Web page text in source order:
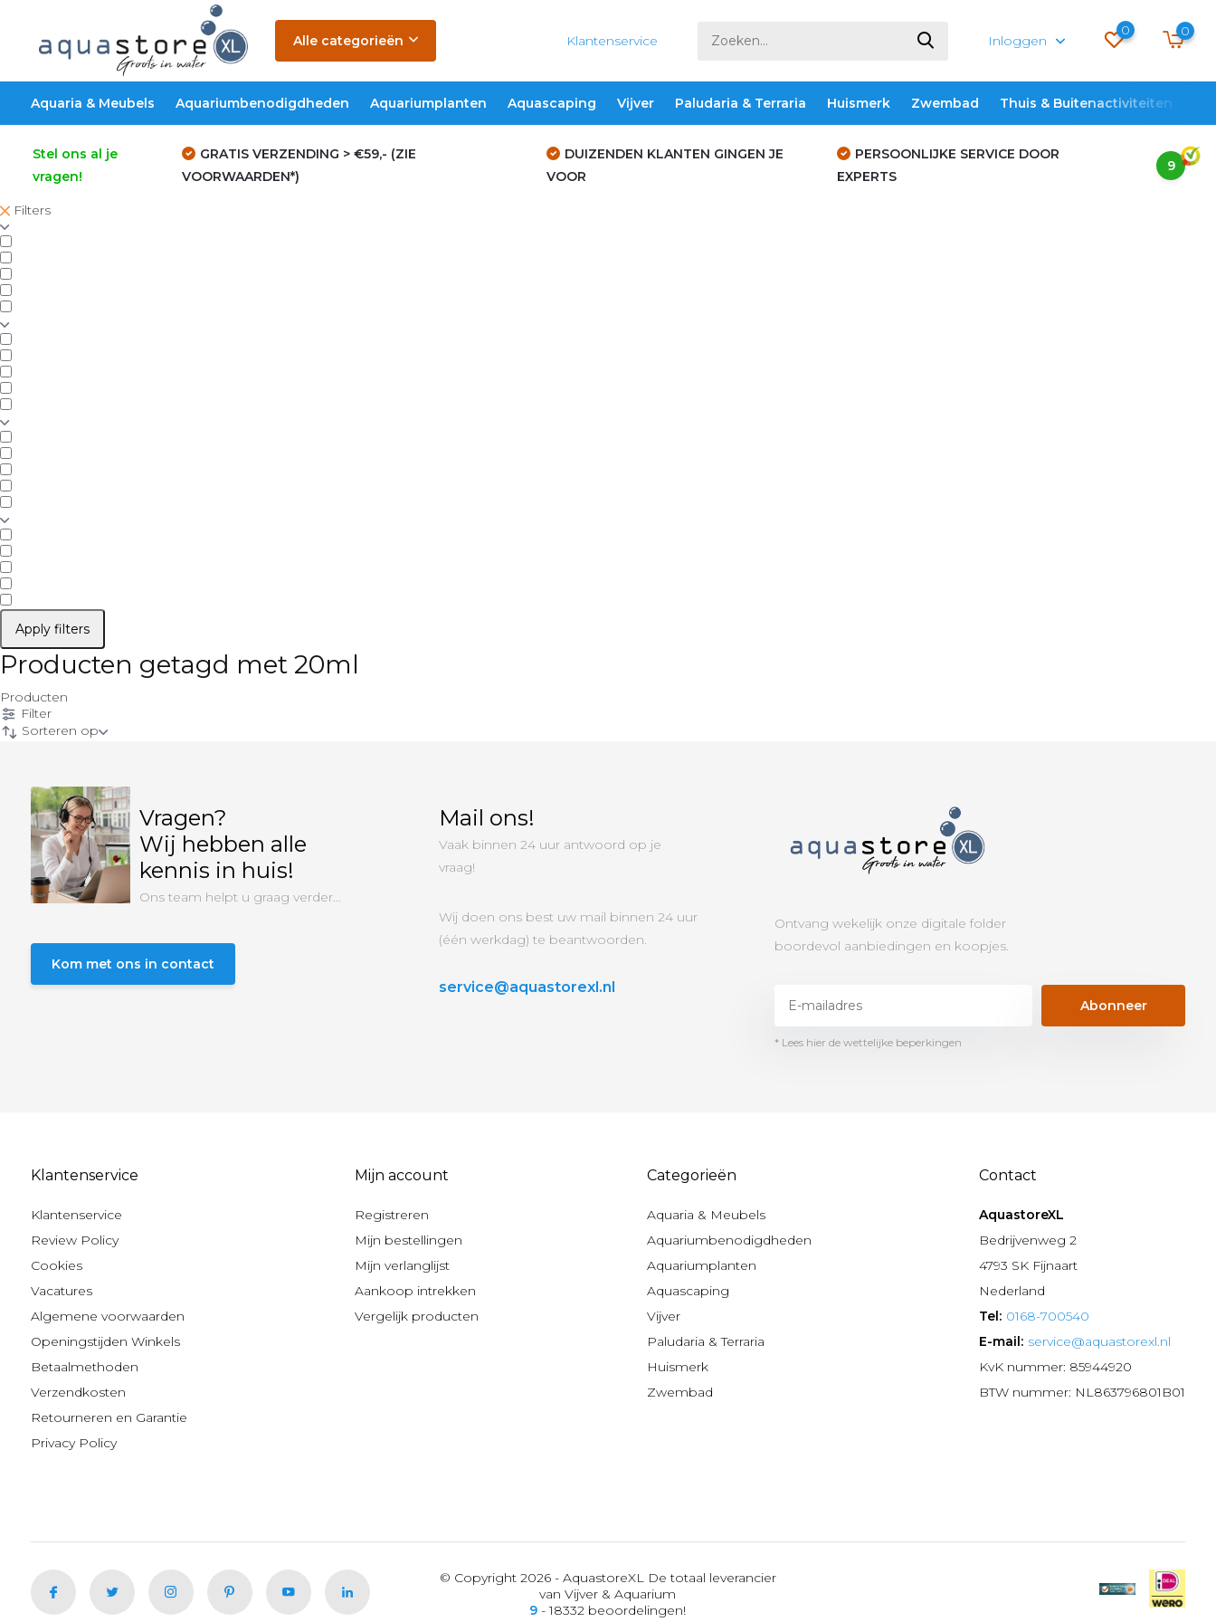
Alle categorieën Klantenservice Inloggen
0 0
Aquaria & Meubels Aquariumbenodigdheden Aquariumplanten Aquascaping Vijver Paludaria & Terraria Huismerk Zwembad Thuis & Buitenactiviteiten
Stel ons al je
vragen!
GRATIS VERZENDING > €59,- (ZIE
VOORWAARDEN*)
DUIZENDEN KLANTEN GINGEN JE
VOOR
PERSOONLIJKE SERVICE DOOR
EXPERTS
9
Filters
Apply filters
Producten getagd met 20ml
Producten
Filter
Sorteren op
Vragen?
Wij hebben alle
kennis in huis!
Ons team helpt u graag verder...
Kom met ons in contact
Mail ons!
Vaak binnen 24 uur antwoord op je
vraag!
Wij doen ons best uw mail binnen 24 uur
(één werkdag) te beantwoorden.
service@aquastorexl.nl
Ontvang wekelijk onze digitale folder
boordevol aanbiedingen en koopjes.
Abonneer
* Lees hier de wettelijke beperkingen
Klantenservice
Klantenservice
Review Policy
Cookies
Vacatures
Algemene voorwaarden
Openingstijden Winkels
Betaalmethoden
Verzendkosten
Retourneren en Garantie
Privacy Policy
Mijn account
Registreren
Mijn bestellingen
Mijn verlanglijst
Aankoop intrekken
Vergelijk producten
Categorieën
Aquaria & Meubels
Aquariumbenodigdheden
Aquariumplanten
Aquascaping
Vijver
Paludaria & Terraria
Huismerk
Zwembad
Contact
AquastoreXL
Bedrijvenweg 2
4793 SK Fijnaart
Nederland
Tel: 0168-700540
E-mail: service@aquastorexl.nl
KvK nummer: 85944920
BTW nummer: NL863796801B01
© Copyright 2026 - AquastoreXL De totaal leverancier
van Vijver & Aquarium
9 - 18332 beoordelingen!